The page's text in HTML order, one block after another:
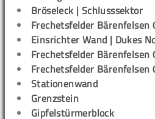
Bröseleck | Schlusssektor
Frechetsfelder Bärenfelsen
Einsrichter Wand | Dukes
Frechetsfelder Bärenfelsen
Frechetsfelder Bärenfelsen
Stationenwand
Grenzstein
Gipfelstürmerblock